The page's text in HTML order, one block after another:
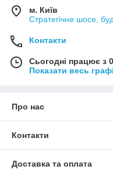
м. Київ
Стратегічне шосе,
Контакти
Сьогодні працює з
Показати весь
Про нас
Контакти
Доставка та оплата